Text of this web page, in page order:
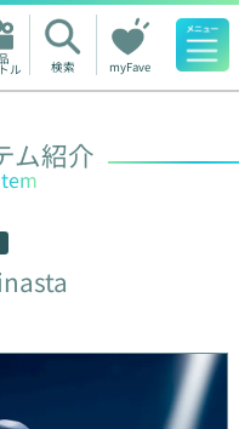
ル 検索 myFave
ム紹介